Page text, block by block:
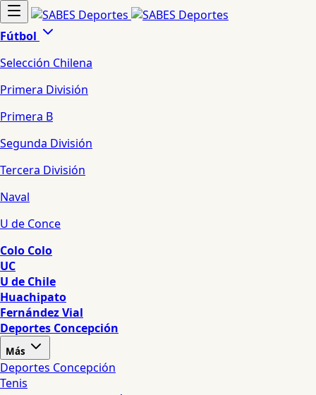
Fútbol
Selección Chilena
Primera División
Primera B
Segunda División
Tercera División
Naval
U de Conce
Colo Colo
UC
U de Chile
Huachipato
Fernández Vial
Deportes Concepción
Más
Deportes Concepción
Tenis